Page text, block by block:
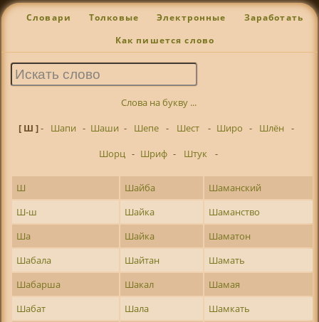
Словари Толковые Электронные Заработать
Как пишется слово
Слова на букву ...
[ Ш ]- Шапи - Шаши - Шепе - Шест - Широ - Шлён
-
Шорц - Шриф - Штук -
Ш Шайба
Шаманский
Ш-ш
Шайка
Шаманство
Ша
Шайка
Шаматон
Шабала
Шайтан
Шамать
Шабарша
Шакал
Шамая
Шабат
Шала
Шамкать